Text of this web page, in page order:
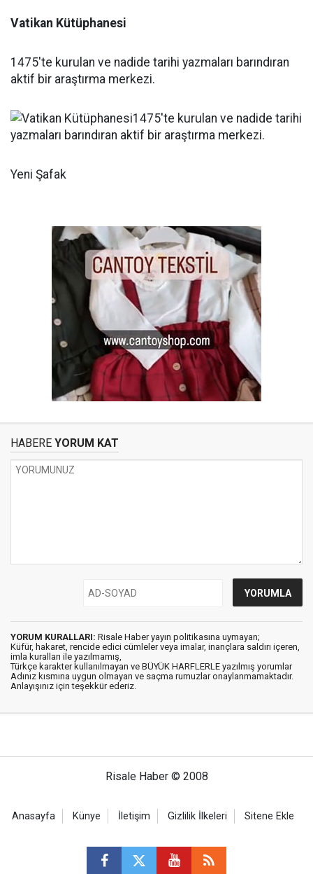
Vatikan Kütüphanesi
1475'te kurulan ve nadide tarihi yazmaları barındıran
aktif bir araştırma merkezi.
Yeni Şafak
HABERE YORUM KAT
YORUM KURALLARI: Risale Haber yayın politikasına uymayan;
Küfür, hakaret, rencide edici cümleler veya imalar, inançlara saldırı içeren,
imla kuralları ile yazılmamış,
Türkçe karakter kullanılmayan ve BÜYÜK HARFLERLE yazılmış yorumlar
Adınız kısmına uygun olmayan ve saçma rumuzlar onaylanmamaktadır.
Anlayışınız için teşekkür ederiz.
Risale Haber © 2008
Anasayfa Künye İletişim Gizlilik İlkeleri Sitene Ekle